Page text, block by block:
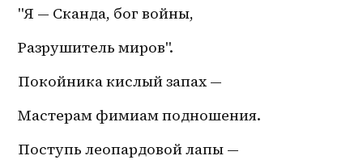
"Я — Сканда, бог войны,
Разрушитель миров".
Покойника кислый запах —
Мастерам фимиам подношения.
Поступь леопардовой лапы —